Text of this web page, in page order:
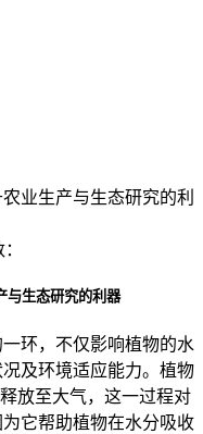
业生产与生态研究的利
与生态研究的利器
环，不仅影响植物的水
及环境适应能力。植物
放至大气，这一过程对
它帮助植物在水分吸收